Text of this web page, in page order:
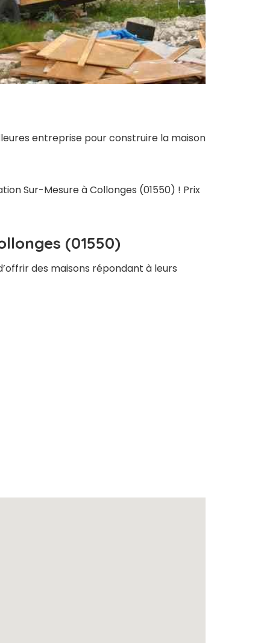
entreprise pour construire la maison
Sur-Mesure à Collonges (01550) ! Prix
(01550)
des maisons répondant à leurs